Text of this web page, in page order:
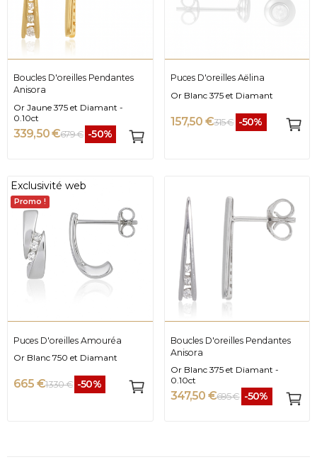
Boucles D'oreilles Pendantes
Anisora
Or Jaune 375 et Diamant -
0.10ct
339,50 €679 € -50%
Puces D'oreilles Aëlina
Or Blanc 375 et Diamant
157,50 €315 € -50%
Exclusivité web
Promo !
Puces D'oreilles Amouréa
Or Blanc 750 et Diamant
665 €1 330 € -50%
Boucles D'oreilles Pendantes
Anisora
Or Blanc 375 et Diamant -
0.10ct
347,50 €695 € -50%